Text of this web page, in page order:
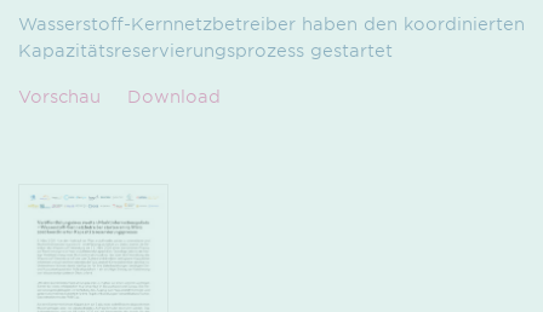
Wasserstoff-Kernnetzbetreiber haben den koordinierten
Kapazitätsreservierungsprozess gestartet
Vorschau Download